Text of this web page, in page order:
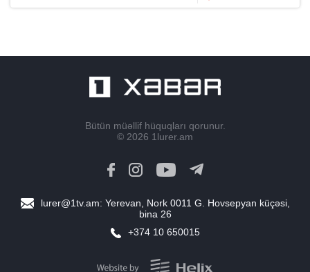
Bütün müəllif hüquqları qorunur.
© 2026 1lurer.am
lurer@1tv.am: Yerevan, Nork 0011 G. Hovsepyan küçəsi,
bina 26
+374 10 650015